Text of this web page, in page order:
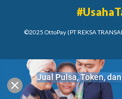
©2025 OttoPay (PT REKSA
Jual Pulsa, Token,